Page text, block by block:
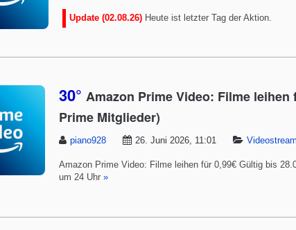
Update (02.08.26) Heute ist letzter Tag der Aktion.
30° Amazon Prime Video: Filme leihen
Prime Mitglieder)
piano928 26. Juni 2026, 11:01
Amazon Prime Video: Filme leihen für 0,99€ Gültig bis
um 24 Uhr »